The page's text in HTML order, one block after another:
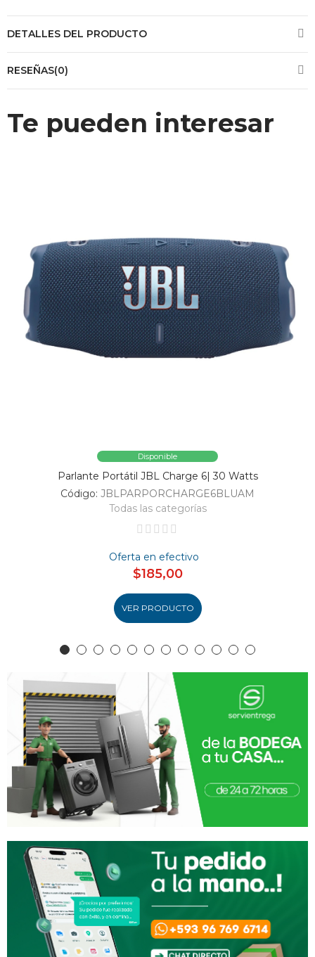
DETALLES DEL PRODUCTO
RESEÑAS(0)
Te pueden interesar
Disponible
Parlante Portátil JBL Charge 6| 30 Watts
Código: JBLPARPORCHARGE6BLUAM
Todas las categorías
Oferta en efectivo
$185,00
VER PRODUCTO